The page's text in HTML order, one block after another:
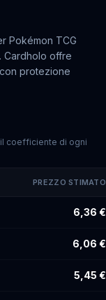
Pokémon TCG
Cardholo offre
protezione
coefficiente di ogni
PREZZO STIMATO
6,36 €
6,06 €
5,45 €